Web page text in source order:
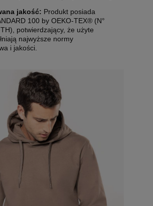
jakość: Produkt posiada
100 by OEKO-TEX® (N°
potwierdzający, że użyte
najwyższe normy
i jakości.